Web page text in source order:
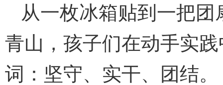
从一枚冰箱贴到一把
青山，孩子们在动手实
词：坚守、实干、团结。